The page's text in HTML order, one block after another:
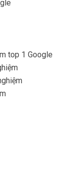
top 1 Google